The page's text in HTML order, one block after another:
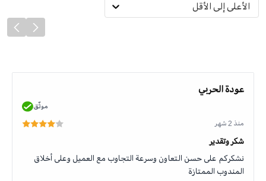
الأعلى إلى الأقل
عودة الحربي
موثّق
منذ 2 شهر
شكر وتقدير
نشكركم على حسن التعاون وسرعة التجاوب مع العميل وعلى أخلاق
المندوب الممتازة